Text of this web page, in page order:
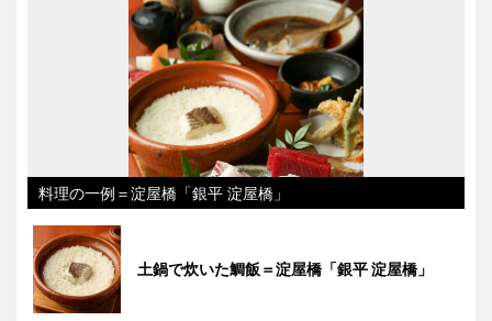
料理の一例＝淀屋橋「銀平 淀屋橋」
土鍋で炊いた鯛飯＝淀屋橋「銀平 淀屋橋」